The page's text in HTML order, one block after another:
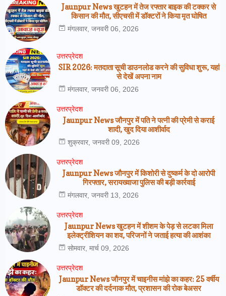
Jaunpur News खुटहन में तेज रफ्तार बाइक की टक्कर से
किसान की मौत, सीएचसी में डॉक्टरों ने किया मृत घोषित
मंगलवार, जनवरी 06, 2026
उत्तरप्रेदश
SIR 2026: मतदाता सूची डाउनलोड करने की सुविधा शुरू, यहां
से देखें अपना नाम
मंगलवार, जनवरी 06, 2026
उत्तरप्रेदश
Jaunpur News जौनपुर में पति ने पत्नी की प्रेमी से कराई
शादी, खुद दिया आशीर्वाद
शुक्रवार, जनवरी 09, 2026
उत्तरप्रेदश
Jaunpur News जौनपुर में किशोरी से दुष्कर्म के दो आरोपी
गिरफ्तार, सरायख्वाजा पुलिस की बड़ी कार्रवाई
मंगलवार, जनवरी 13, 2026
उत्तरप्रेदश
Jaunpur News खुटहन में शीशम के पेड़ से लटका मिला
इलेक्ट्रीशियन का शव, परिजनों ने जताई हत्या की आशंका
सोमवार, मार्च 09, 2026
उत्तरप्रेदश
Jaunpur News जौनपुर में चाइनीस मांझे का कहर: 25 वर्षीय
डॉक्टर की दर्दनाक मौत, प्रशासन की रोक बेअसर